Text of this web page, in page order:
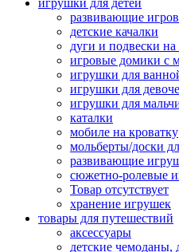
игрушки для детей
развивающие
детские качалки
дуги и подвески на
игровые домики с
игрушки для
игрушки для
игрушки для
каталки
мобиле на кроватку
мольберты/доски
развивающие
сюжетно-ролевые
Товар отсутствует
хранение игрушек
товары для путешествий
аксессуары
детские